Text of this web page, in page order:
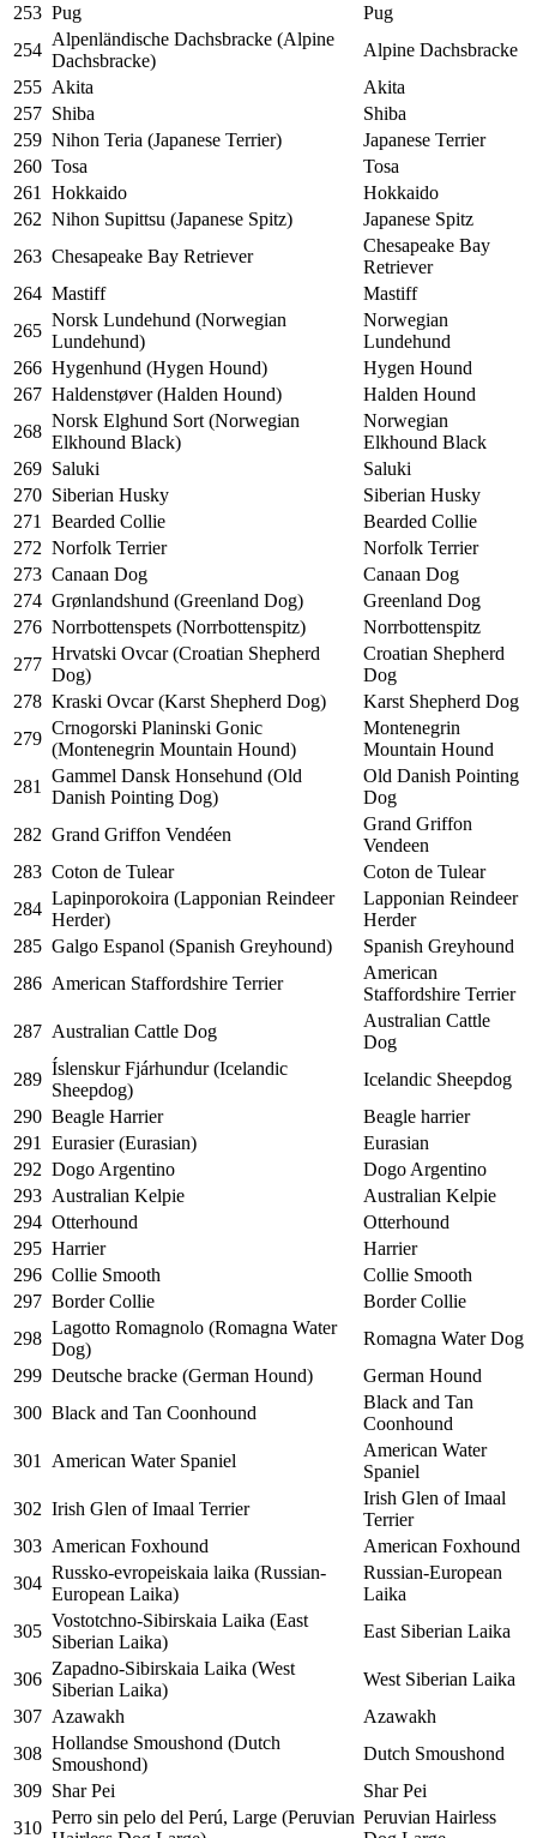
253 Pug
Pug
254
Alpenländische Dachsbracke (Alpine
Dachsbracke)
Alpine Dachsbracke
255 Akita
Akita
257 Shiba
Shiba
259 Nihon Teria (Japanese Terrier)
Japanese Terrier
260 Tosa
Tosa
261
Hokkaido
Hokkaido
262 Nihon Supittsu (Japanese Spitz)
Japanese Spitz
263 Chesapeake Bay Retriever
Chesapeake Bay
Retriever
264 Mastiff
Mastiff
265
Norsk Lundehund (Norwegian
Lundehund)
Norwegian
Lundehund
266 Hygenhund (Hygen Hound)
Hygen Hound
267 Haldenstøver (Halden Hound)
Halden Hound
268
Norsk Elghund Sort (Norwegian
Elkhound Black)
Norwegian
Elkhound Black
269 Saluki
Saluki
270 Siberian Husky
Siberian Husky
271
Bearded Collie
Bearded Collie
272 Norfolk Terrier
Norfolk Terrier
273 Canaan Dog
Canaan Dog
274 Grønlandshund (Greenland Dog)
Greenland Dog
276 Norrbottenspets (Norrbottenspitz)
Norrbottenspitz
277
Hrvatski Ovcar (Croatian Shepherd
Dog)
Croatian Shepherd
Dog
278 Kraski Ovcar (Karst Shepherd Dog)
Karst Shepherd Dog
279
Crnogorski Planinski Gonic
(Montenegrin Mountain Hound)
Montenegrin
Mountain Hound
281
Gammel Dansk Honsehund (Old
Danish Pointing Dog)
Old Danish Pointing
Dog
282 Grand Griffon Vendéen
Grand Griffon
Vendeen
283 Coton de Tulear
Coton de Tulear
284
Lapinporokoira (Lapponian Reindeer
Herder)
Lapponian Reindeer
Herder
285 Galgo Espanol (Spanish Greyhound)
Spanish Greyhound
286 American Staffordshire Terrier
American
Staffordshire Terrier
287 Australian Cattle Dog
Australian Cattle
Dog
289
Íslenskur Fjárhundur (Icelandic
Sheepdog)
Icelandic Sheepdog
290 Beagle Harrier
Beagle harrier
291
Eurasier (Eurasian)
Eurasian
292 Dogo Argentino
Dogo Argentino
293 Australian Kelpie
Australian Kelpie
294 Otterhound
Otterhound
295 Harrier
Harrier
296 Collie Smooth
Collie Smooth
297 Border Collie
Border Collie
298
Lagotto Romagnolo (Romagna Water
Dog)
Romagna Water Dog
299 Deutsche bracke (German Hound)
German Hound
300 Black and Tan Coonhound
Black and Tan
Coonhound
301
American Water Spaniel
American Water
Spaniel
302 Irish Glen of Imaal Terrier
Irish Glen of Imaal
Terrier
303 American Foxhound
American Foxhound
304
Russko-evropeiskaia laika (Russian-
European Laika)
Russian-European
Laika
305
Vostotchno-Sibirskaia Laika (East
Siberian Laika)
East Siberian Laika
306
Zapadno-Sibirskaia Laika (West
Siberian Laika)
West Siberian Laika
307 Azawakh
Azawakh
308
Hollandse Smoushond (Dutch
Smoushond)
Dutch Smoushond
309 Shar Pei
Shar Pei
310
Perro sin pelo del Perú, Large (Peruvian Peruvian Hairless